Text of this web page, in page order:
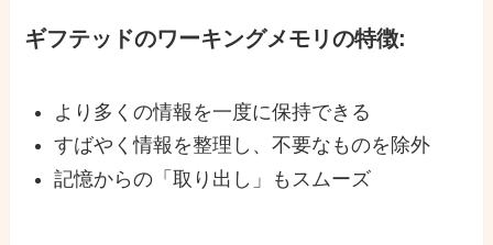
ギフテッドのワーキングメモリの特徴:
より多くの情報を一度に保持できる
すばやく情報を整理し、不要なものを除外
記憶からの「取り出し」もスムーズ